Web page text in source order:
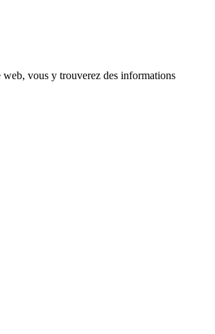
web, vous y trouverez des informations